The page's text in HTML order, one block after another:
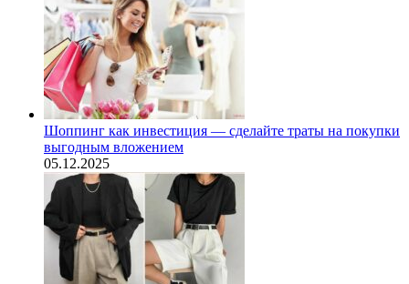
Шоппинг как инвестиция — сделайте траты на покупки
выгодным вложением
05.12.2025